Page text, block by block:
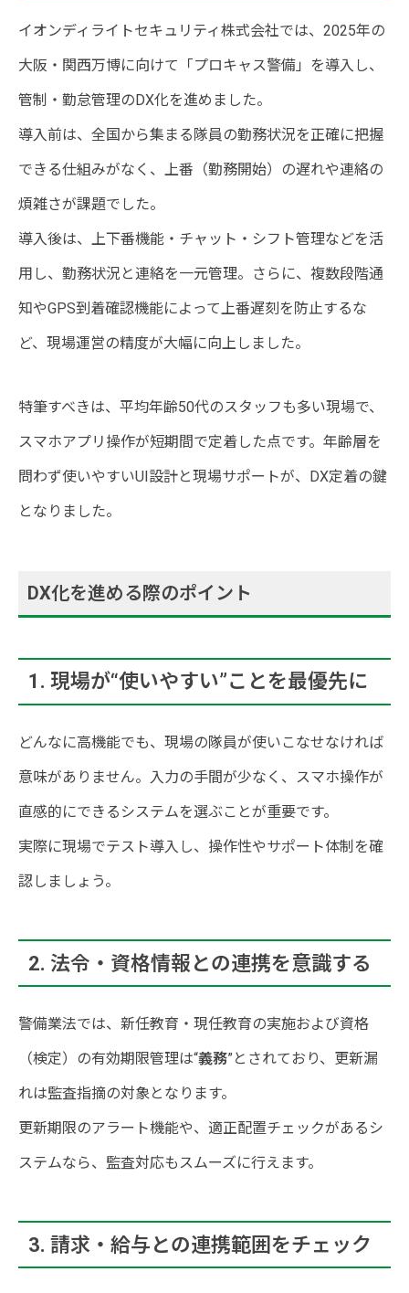
イオンディライトセキュリティ株式会社では、2025年の
大阪・関西万博に向けて「プロキャス警備」を導入し、
管制・勤怠管理のDX化を進めました。
導入前は、全国から集まる隊員の勤務状況を正確に把握
できる仕組みがなく、上番（勤務開始）の遅れや連絡の
煩雑さが課題でした。
導入後は、上下番機能・チャット・シフト管理などを活
用し、勤務状況と連絡を一元管理。さらに、複数段階通
知やGPS到着確認機能によって上番遅刻を防止するな
ど、現場運営の精度が大幅に向上しました。
特筆すべきは、平均年齢50代のスタッフも多い現場で、
スマホアプリ操作が短期間で定着した点です。年齢層を
問わず使いやすいUI設計と現場サポートが、DX定着の鍵
となりました。
DX化を進める際のポイント
1. 現場が“使いやすい”ことを最優先に
どんなに高機能でも、現場の隊員が使いこなせなければ
意味がありません。入力の手間が少なく、スマホ操作が
直感的にできるシステムを選ぶことが重要です。
実際に現場でテスト導入し、操作性やサポート体制を確
認しましょう。
2. 法令・資格情報との連携を意識する
警備業法では、新任教育・現任教育の実施および資格
（検定）の有効期限管理は“義務”とされており、更新漏
れは監査指摘の対象となります。
更新期限のアラート機能や、適正配置チェックがあるシ
ステムなら、監査対応もスムーズに行えます。
3. 請求・給与との連携範囲をチェック